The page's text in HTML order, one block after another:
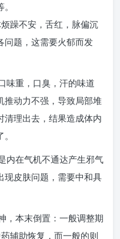
躁不安，舌红，脉偏沉
问题，这需要火郁而发
味重，口臭，汗的味道
推动力不强，导致局部堆
清理出去，结果造成体内
内在气机不通达产生邪气
现皮肤问题，需要中和具
，本末倒置：一般调整期
辅助恢复，而一般的则